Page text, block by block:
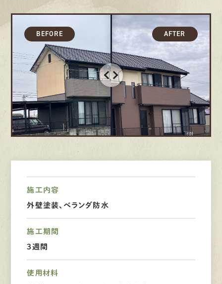
先輩インタビュー
エントリー
資 が、 建物診断いたします!!
0120-44-2605
営業時間 8:00−18:00 ｜
Webお問い合わせ
施工内容
外壁塗装、ベランダ防水
施工期間
3週間
使用材料